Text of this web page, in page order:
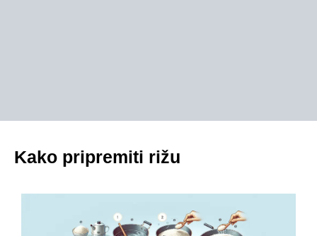
Kako pripremiti rižu